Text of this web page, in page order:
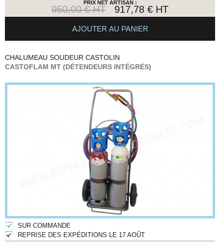
PRIX NET ARTISAN :
950,00 € HT 917,78 € HT
AJOUTER AU PANIER
CHALUMEAU SOUDEUR CASTOLIN
CASTOFLAM MT (DÉTENDEURS INTÉGRÉS)
SUR COMMANDE
REPRISE DES EXPÉDITIONS LE 17 AOÛT